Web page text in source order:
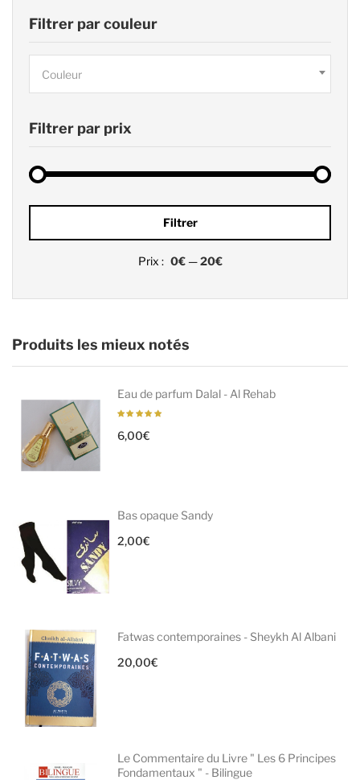
Filtrer par couleur
Couleur
Filtrer par prix
min
max
Filtrer
Prix : 0€—20€
Produits les mieux notés
Eau de parfum Dalal - Al Rehab
6,00€
Bas opaque Sandy
2,00€
Fatwas contemporaines - Sheykh Al Albani
20,00€
Le Commentaire du Livre " Les 6 Principes
Fondamentaux " - Bilingue